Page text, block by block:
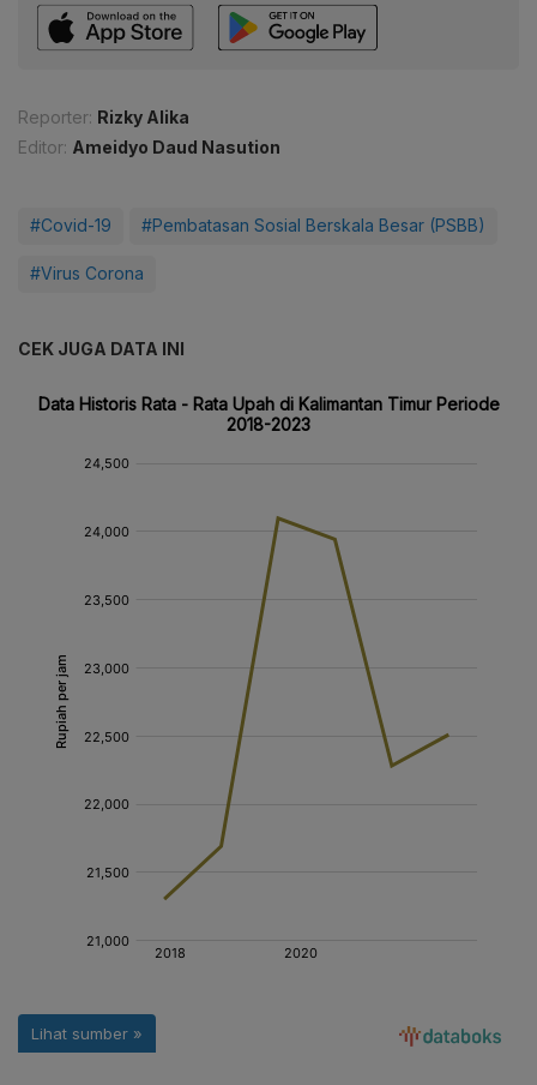
Reporter: Rizky Alika
Editor: Ameidyo Daud Nasution
#Covid-19 #Pembatasan Sosial Berskala Besar (PSBB)
#Virus Corona
CEK JUGA DATA INI